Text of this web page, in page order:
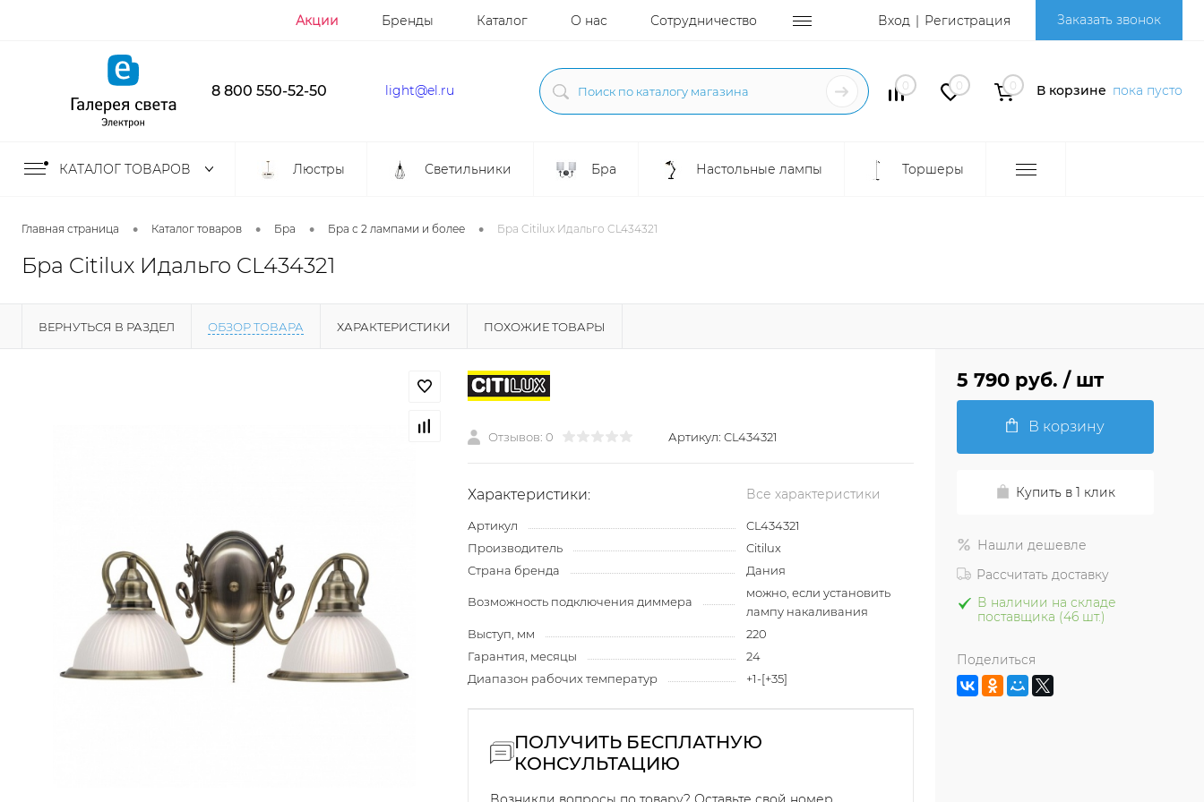
Акции Бренды Каталог О нас Сотрудничество Вход Регистрация Заказать звонок
8 800 550-52-50 light@el.ru 0 0 0 В корзине пока пусто
КАТАЛОГ ТОВАРОВ Люстры Светильники Бра Настольные лампы Торшеры
Главная страница • Каталог товаров • Бра • Бра с 2 лампами и более • Бра Citilux Идальго CL434321
Бра Citilux Идальго CL434321
ВЕРНУТЬСЯ В РАЗДЕЛ ОБЗОР ТОВАРА ХАРАКТЕРИСТИКИ ПОХОЖИЕ ТОВАРЫ
Отзывов: 0 Артикул: CL434321
Характеристики: Все характеристики
Артикул
CL434321
Производитель
Citilux
Страна бренда
Дания
Возможность подключения диммера
можно, если установить
лампу накаливания
Выступ, мм
220
Гарантия, месяцы
24
Диапазон рабочих температур
+1-[+35]
ПОЛУЧИТЬ БЕСПЛАТНУЮ
КОНСУЛЬТАЦИЮ
5 790 руб. / шт
В корзину
Купить в 1 клик
Нашли дешевле
Рассчитать доставку
В наличии на складе
поставщика (46 шт.)
Поделиться